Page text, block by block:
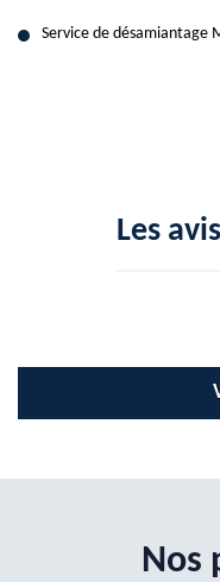
Service de désamiantage
Les
Nos